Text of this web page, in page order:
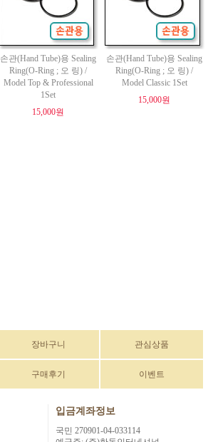
손관(Hand Tube)용 Sealing
Ring(O-Ring ; 오 링) /
Model Top & Professional
1Set
15,000원
손관(Hand Tube)용 Sealing
Ring(O-Ring ; 오 링) /
Model Classic 1Set
15,000원
장바구니 관심상품
구매후기 이벤트
입금계좌정보
국민 270901-04-033114